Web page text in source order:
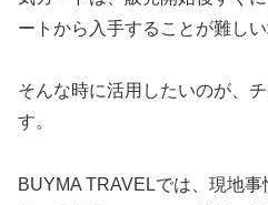
ートから入手することが難しい
そんな時に活用したいのが、
す。
BUYMA TRAVELでは、現地